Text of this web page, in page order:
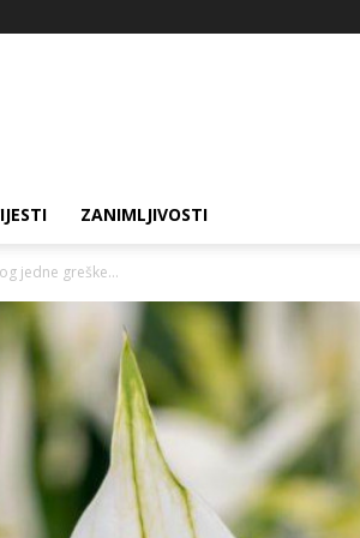
ZANIMLJIVOSTI
jedne greške...